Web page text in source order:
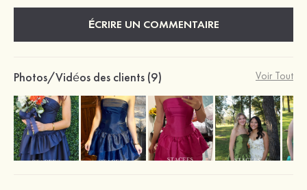
ÉCRIRE UN COMMENTAIRE
Photos/Vidéos des clients (9) Voir Tout